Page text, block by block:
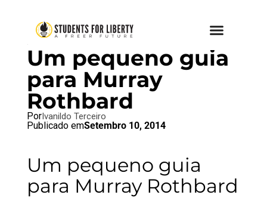
BRAZIL BLOG SFL BLOG
Um pequeno guia
para Murray
Rothbard
PorIvanildo Terceiro
Publicado emSetembro 10, 2014
Um pequeno guia
para Murray Rothbard